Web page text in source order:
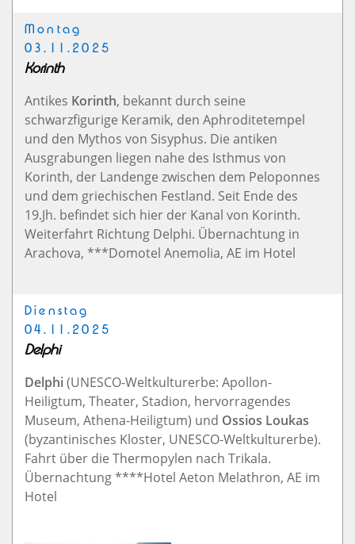
Montag
03.11.2025
Korinth
Antikes Korinth, bekannt durch seine
schwarzfigurige Keramik, den Aphroditetempel
und den Mythos von Sisyphus. Die antiken
Ausgrabungen liegen nahe des Isthmus von
Korinth, der Landenge zwischen dem Peloponnes
und dem griechischen Festland. Seit Ende des
19.Jh. befindet sich hier der Kanal von Korinth.
Weiterfahrt Richtung Delphi. Übernachtung in
Arachova, ***Domotel Anemolia, AE im Hotel
Dienstag
04.11.2025
Delphi
Delphi(UNESCO-Weltkulturerbe: Apollon-
Heiligtum, Theater, Stadion, hervorragendes
Museum, Athena-Heiligtum) und Ossios Loukas
(byzantinisches Kloster, UNESCO-Weltkulturerbe).
Fahrt über die Thermopylen nach Trikala.
Übernachtung ****Hotel Aeton Melathron, AE im
Hotel